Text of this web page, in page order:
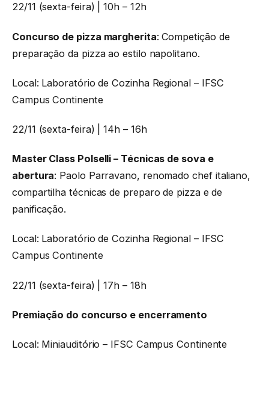
22/11 (sexta-feira) | 10h – 12h
Concurso de pizza margherita: Competição de
preparação da pizza ao estilo napolitano.
Local: Laboratório de Cozinha Regional – IFSC
Campus Continente
22/11 (sexta-feira) | 14h – 16h
Master Class Polselli – Técnicas de sova e
abertura: Paolo Parravano, renomado chef italiano,
compartilha técnicas de preparo de pizza e de
panificação.
Local: Laboratório de Cozinha Regional – IFSC
Campus Continente
22/11 (sexta-feira) | 17h – 18h
Premiação do concurso e encerramento
Local: Miniauditório – IFSC Campus Continente